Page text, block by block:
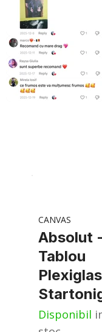
CANVAS
Absolut -
Tablou
Plexiglas
Disponibil